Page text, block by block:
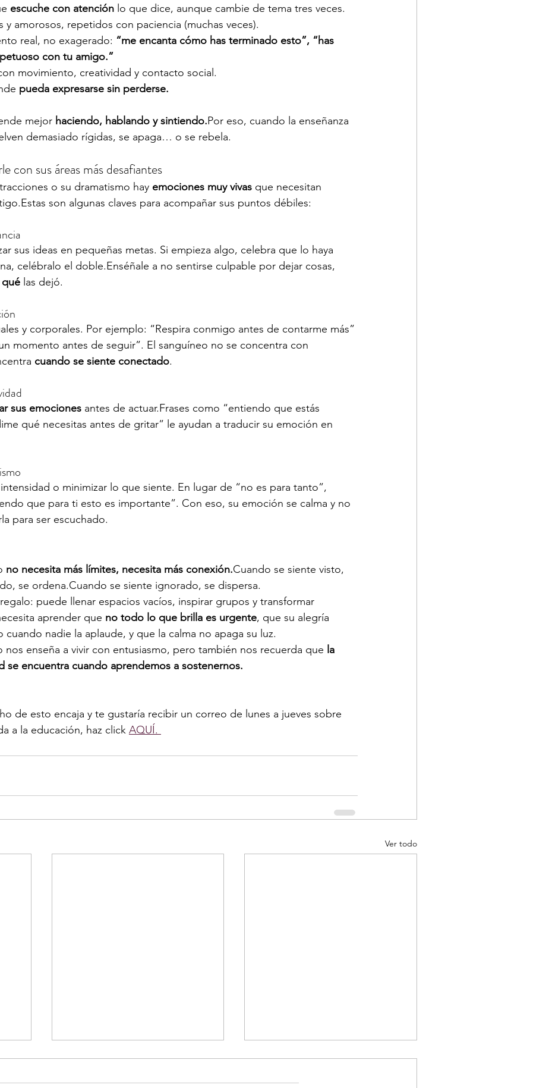
escuche con atención lo que dice, aunque cambie de tema tres veces.
y amorosos, repetidos con paciencia (muchas veces).
real, no exagerado: “me encanta cómo has terminado esto”, “has
con tu amigo.”
movimiento, creatividad y contacto social.
pueda expresarse sin perderse.
mejor haciendo, hablando y sintiendo.Por eso, cuando la enseñanza
demasiado rígidas, se apaga… o se rebela.
con sus áreas más desafiantes
o su dramatismo hay emociones muy vivas que necesitan
son algunas claves para acompañar sus puntos débiles:
sus ideas en pequeñas metas. Si empieza algo, celebra que lo haya
celébralo el doble.Enséñale a no sentirse culpable por dejar cosas,
qué las dejó.
y corporales. Por ejemplo: “Respira conmigo antes de contarme más”
momento antes de seguir”. El sanguíneo no se concentra con
cuando se siente conectado.
sus emociones antes de actuar.Frases como “entiendo que estás
qué necesitas antes de gritar” le ayudan a traducir su emoción en
o minimizar lo que siente. En lugar de “no es para tanto”,
que para ti esto es importante”. Con eso, su emoción se calma y no
para ser escuchado.
no necesita más límites, necesita más conexión.Cuando se siente visto,
se ordena.Cuando se siente ignorado, se dispersa.
puede llenar espacios vacíos, inspirar grupos y transformar
aprender que no todo lo que brilla es urgente, que su alegría
cuando nadie la aplaude, y que la calma no apaga su luz.
nos enseña a vivir con entusiasmo, pero también nos recuerda que la
se encuentra cuando aprendemos a sostenernos.
de esto encaja y te gustaría recibir un correo de lunes a jueves sobre
a la educación, haz click AQUÍ.
Ver todo